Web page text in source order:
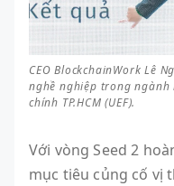
CEO BlockchainWork Lê
nghề nghiệp trong ngành
chính TP.HCM (UEF).
Với vòng Seed 2
mục tiêu củng cố vị